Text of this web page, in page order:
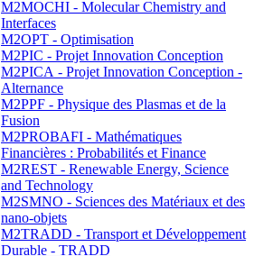
M2MOCHI - Molecular Chemistry and
Interfaces
M2OPT - Optimisation
M2PIC - Projet Innovation Conception
M2PICA - Projet Innovation Conception -
Alternance
M2PPF - Physique des Plasmas et de la
Fusion
M2PROBAFI - Mathématiques
Financières : Probabilités et Finance
M2REST - Renewable Energy, Science
and Technology
M2SMNO - Sciences des Matériaux et des
nano-objets
M2TRADD - Transport et Développement
Durable - TRADD